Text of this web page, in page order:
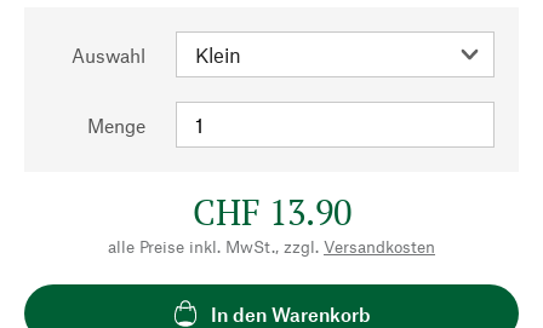
Auswahl
Menge
CHF 13.90
alle Preise inkl. MwSt., zzgl. Versandkosten
In den Warenkorb